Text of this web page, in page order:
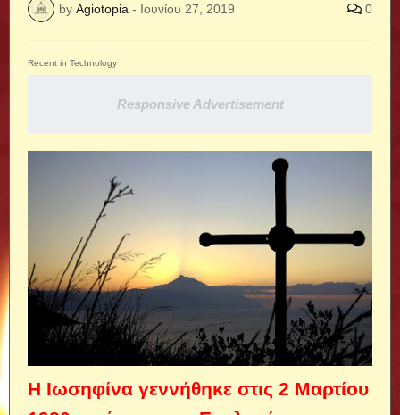
by Agiotopia - Ιουνίου 27, 2019 0
Recent in Technology
Responsive Advertisement
Η Ιωσηφίνα γεννήθηκε στις 2 Μαρτίου